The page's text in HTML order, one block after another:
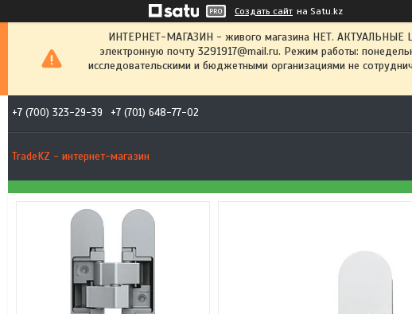
Создать сайт на Satu.kz
ИНТЕРНЕТ-МАГАЗИН - живого магазина НЕТ. АКТУАЛЬНЫЕ
электронную почту 3291917@mail.ru. Режим работы:
исследовательскими и бюджетными организациями не
+7 (700) 323-29-39 +7 (701) 648-77-02
TradeKZ - интернет-магазин